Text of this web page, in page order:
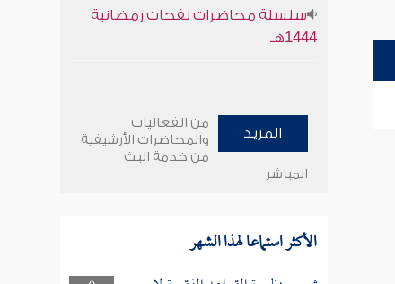
سلسلة محاضرات نفحات رمضانية
1444هـ
المزيد
من الفعاليات
والمحاضرات الأرشيفية
من خدمة البث
المباشر
الأكثر استماعا لهذا الشهر